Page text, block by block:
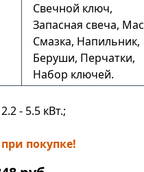
Свечной ключ,
Запасная свеча,
Смазка, Напильник,
Беруши, Перчатки,
Набор ключей.
2.2 - 5.5 кВт.;
покупке!